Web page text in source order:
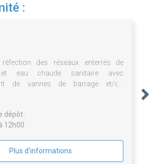
:
des réseaux enterrés de
et eau chaude sanitaire avec
de vannes de barrage et/ou
dépôt :
12h00
Plus d'informations